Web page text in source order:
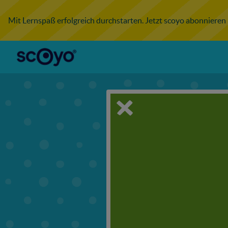
Mit Lernspaß erfolgreich durchstarten. Jetzt scoyo